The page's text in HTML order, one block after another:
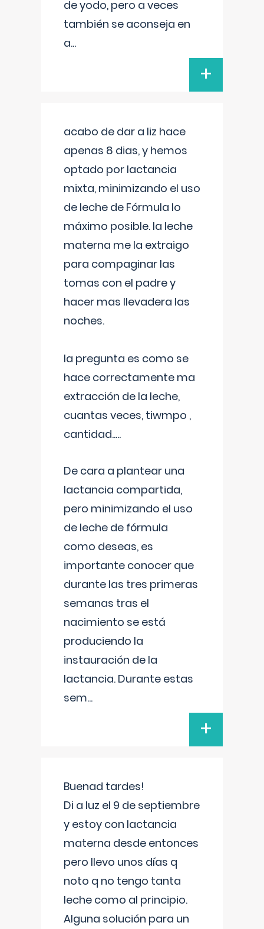
de yodo, pero a veces
también se aconseja en
a...
+
acabo de dar a liz hace
apenas 8 dias, y hemos
optado por lactancia
mixta, minimizando el uso
de leche de Fórmula lo
máximo posible. la leche
materna me la extraigo
para compaginar las
tomas con el padre y
hacer mas llevadera las
noches.
la pregunta es como se
hace correctamente ma
extracción de la leche,
cuantas veces, tiwmpo ,
cantidad.....
De cara a plantear una
lactancia compartida,
pero minimizando el uso
de leche de fórmula
como deseas, es
importante conocer que
durante las tres primeras
semanas tras el
nacimiento se está
produciendo la
instauración de la
lactancia. Durante estas
sem...
+
Buenad tardes!
Di a luz el 9 de septiembre
y estoy con lactancia
materna desde entonces
pero llevo unos días q
noto q no tengo tanta
leche como al principio.
Alguna solución para un